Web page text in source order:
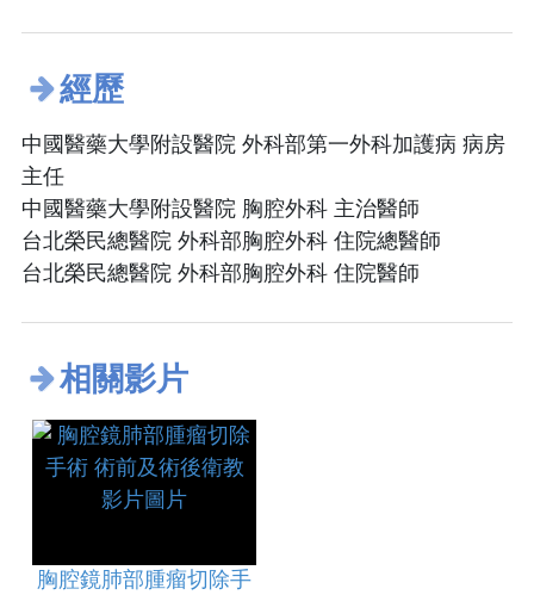
經歷
中國醫藥大學附設醫院 外科部第一外科加護病 病房
主任
中國醫藥大學附設醫院 胸腔外科 主治醫師
台北榮民總醫院 外科部胸腔外科 住院總醫師
台北榮民總醫院 外科部胸腔外科 住院醫師
相關影片
胸腔鏡肺部腫瘤切除手